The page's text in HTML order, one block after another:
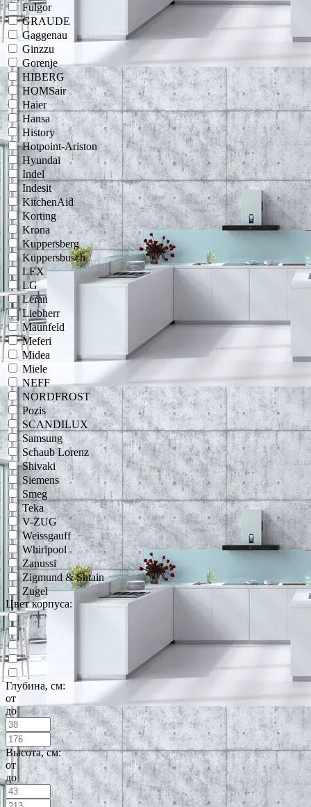
Fulgor
GRAUDE
Gaggenau
Ginzzu
Gorenje
HIBERG
HOMSair
Haier
Hansa
History
Hotpoint-Ariston
Hyundai
Indel
Indesit
KitchenAid
Korting
Krona
Kuppersberg
Kuppersbusch
LEX
LG
Leran
Liebherr
Maunfeld
Meferi
Midea
Miele
NEFF
NORDFROST
Pozis
SCANDILUX
Samsung
Schaub Lorenz
Shivaki
Siemens
Smeg
Teka
V-ZUG
Weissgauff
Whirlpool
Zanussi
Zigmund & Shtain
Zugel
Цвет корпуса:
Глубина, см:
от
до
Высота, см:
от
до